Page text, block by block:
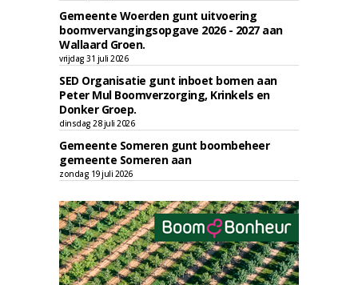
Gemeente Woerden gunt uitvoering
boomvervangingsopgave 2026 - 2027 aan
Wallaard Groen.
vrijdag 31 juli 2026
SED Organisatie gunt inboet bomen aan
Peter Mul Boomverzorging, Krinkels en
Donker Groep.
dinsdag 28 juli 2026
Gemeente Someren gunt boombeheer
gemeente Someren aan
zondag 19 juli 2026